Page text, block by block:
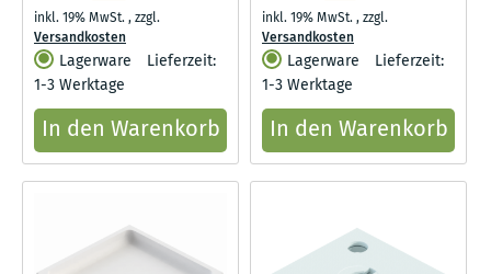
inkl. 19% MwSt.,zzgl.
Versandkosten
Lagerware
Lieferzeit:
1-3 Werktage
In den Warenkorb
inkl. 19% MwSt.,zzgl.
Versandkosten
Lagerware
Lieferzeit:
1-3 Werktage
In den Warenkorb